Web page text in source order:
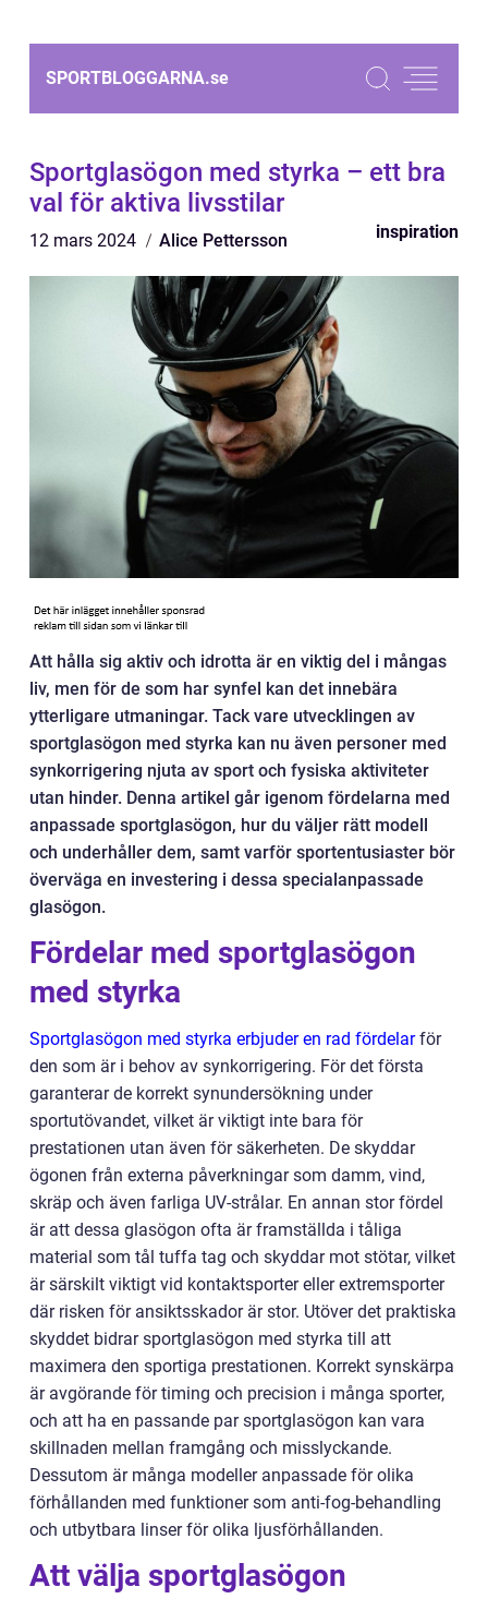
SPORTBLOGGARNA.se
Sportglasögon med styrka – ett bra
val för aktiva livsstilar
12 mars 2024 Alice Pettersson inspiration
Att hålla sig aktiv och idrotta är en viktig del i mångas
liv, men för de som har synfel kan det innebära
ytterligare utmaningar. Tack vare utvecklingen av
sportglasögon med styrka kan nu även personer med
synkorrigering njuta av sport och fysiska aktiviteter
utan hinder. Denna artikel går igenom fördelarna med
anpassade sportglasögon, hur du väljer rätt modell
och underhåller dem, samt varför sportentusiaster bör
överväga en investering i dessa specialanpassade
glasögon.
Fördelar med sportglasögon
med styrka
Sportglasögon med styrka erbjuder en rad fördelarför
den som är i behov av synkorrigering. För det första
garanterar de korrekt synundersökning under
sportutövandet, vilket är viktigt inte bara för
prestationen utan även för säkerheten. De skyddar
ögonen från externa påverkningar som damm, vind,
skräp och även farliga UV-strålar. En annan stor fördel
är att dessa glasögon ofta är framställda i tåliga
material som tål tuffa tag och skyddar mot stötar, vilket
är särskilt viktigt vid kontaktsporter eller extremsporter
där risken för ansiktsskador är stor. Utöver det praktiska
skyddet bidrar sportglasögon med styrka till att
maximera den sportiga prestationen. Korrekt synskärpa
är avgörande för timing och precision i många sporter,
och att ha en passande par sportglasögon kan vara
skillnaden mellan framgång och misslyckande.
Dessutom är många modeller anpassade för olika
förhållanden med funktioner som anti-fog-behandling
och utbytbara linser för olika ljusförhållanden.
Att välja sportglasögon